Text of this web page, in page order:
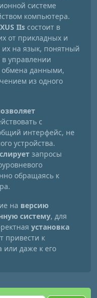
системе
компьютера.
IIs состоит в
от прикладных и
на язык, понятный
в управлении
обмена данными,
из одного
с
интерфейс, не
устройства.
запросы
обращаясь к
на версию
систему, для
установка
привести к
или даже к его